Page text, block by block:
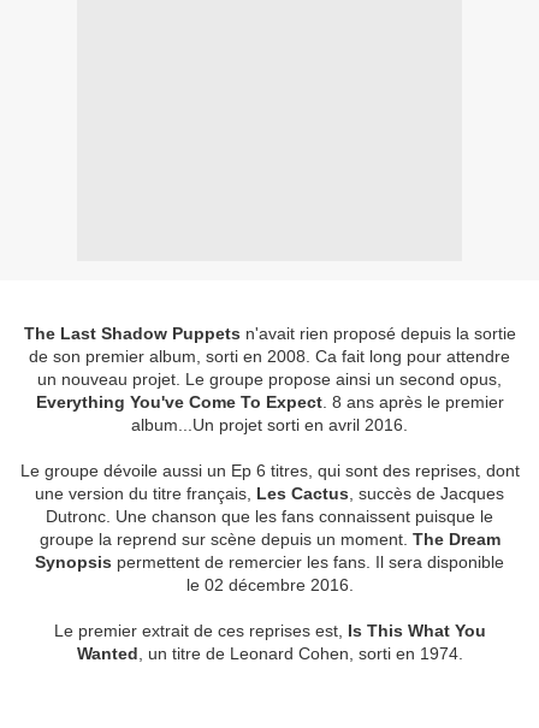
The Last Shadow Puppets n'avait rien proposé depuis la sortie
de son premier album, sorti en 2008. Ca fait long pour attendre
un nouveau projet. Le groupe propose ainsi un second opus,
Everything You've Come To Expect. 8 ans après le premier
album...Un projet sorti en avril 2016.
Le groupe dévoile aussi un Ep 6 titres, qui sont des reprises, dont
une version du titre français, Les Cactus , succès de Jacques
Dutronc. Une chanson que les fans connaissent puisque le
groupe la reprend sur scène depuis un moment. The Dream
Synopsis permettent de remercier les fans. Il sera disponible
le 02 décembre 2016.
Le premier extrait de ces reprises est, Is This What You
Wanted , un titre de Leonard Cohen, sorti en 1974.